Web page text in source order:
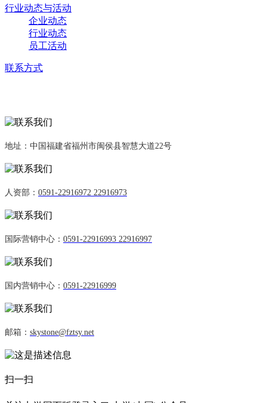
行业动态与活动
企业动态
行业动态
员工活动
联系方式
地址：中国福建省福州市闽侯县智慧大道22号
人资部： 0591-22916972 22916973
国际营销中心： 0591-22916993 22916997
国内营销中心： 0591-22916999
邮箱： skystone@fztsy.net
扫一扫